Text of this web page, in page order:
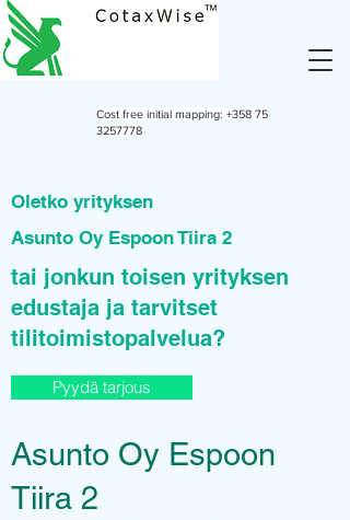
Cost free initial mapping: +358 75
3257778
Oletko yrityksen
Asunto Oy Espoon Tiira 2
tai jonkun toisen yrityksen
edustaja ja tarvitset
tilitoimistopalvelua?
Pyydä tarjous
Asunto Oy Espoon
Tiira 2